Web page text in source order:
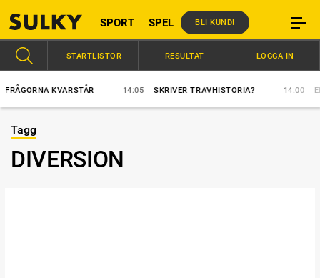
SPORT SPEL BLI KUND!
KVARSTÅR 14:05 SKRIVER TRAVHISTORIA? 14:00
STARTLISTOR RESULTAT LOGGA IN
Tagg
DIVERSION